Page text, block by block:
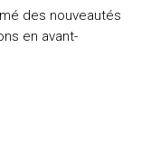
des nouveautés
en avant-